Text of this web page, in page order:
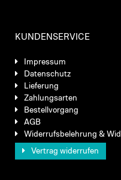
KUNDENSERVICE
Impressum
Datenschutz
Lieferung
Zahlungsarten
Bestellvorgang
AGB
Widerrufsbelehrung &
Vertrag widerrufen